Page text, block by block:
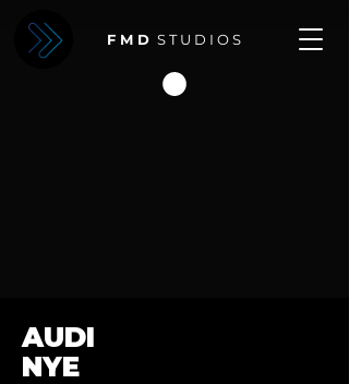
F M D S T U D I O S
AUDI
NYE